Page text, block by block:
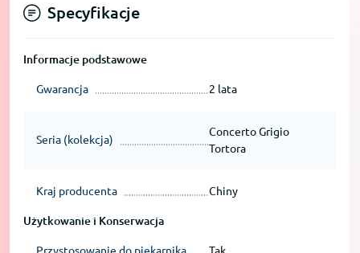
Specyfikacje
Informacje podstawowe
Gwarancja 2 lata
Seria (kolekcja)
Concerto Grigio
Tortora
Kraj producenta Chiny
Użytkowanie i Konserwacja